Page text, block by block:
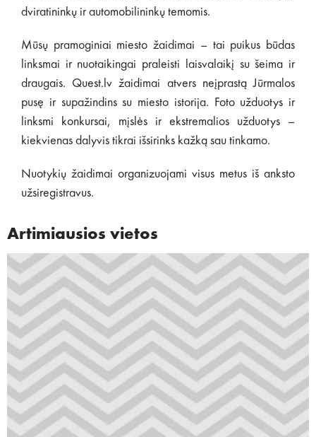
dviratininkų ir automobilininkų temomis.
Mūsų pramoginiai miesto žaidimai – tai puikus būdas
linksmai ir nuotaikingai praleisti laisvalaikį su šeima ir
draugais. Quest.lv žaidimai atvers neįprastą Jūrmalos
pusę ir supažindins su miesto istorija. Foto užduotys ir
linksmi konkursai, mįslės ir ekstremalios užduotys –
kiekvienas dalyvis tikrai išsirinks kažką sau tinkamo.
Nuotykių žaidimai organizuojami visus metus iš anksto
užsiregistravus.
Artimiausios vietos